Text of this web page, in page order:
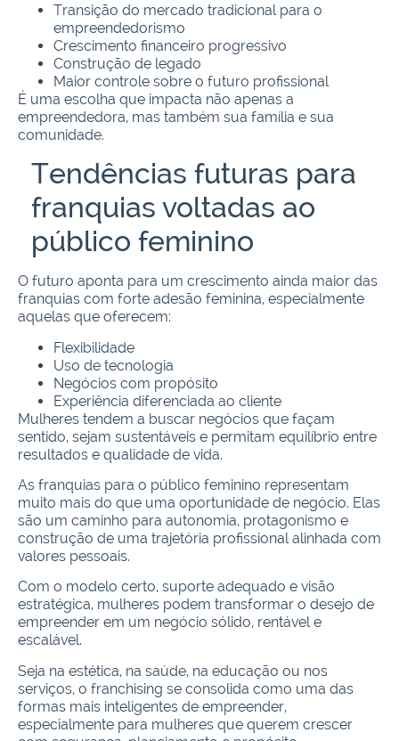
Transição do mercado tradicional para o
empreendedorismo
Crescimento financeiro progressivo
Construção de legado
Maior controle sobre o futuro profissional
É uma escolha que impacta não apenas a
empreendedora, mas também sua família e sua
comunidade.
Tendências futuras para
franquias voltadas ao
público feminino
O futuro aponta para um crescimento ainda maior das
franquias com forte adesão feminina, especialmente
aquelas que oferecem:
Flexibilidade
Uso de tecnologia
Negócios com propósito
Experiência diferenciada ao cliente
Mulheres tendem a buscar negócios que façam
sentido, sejam sustentáveis e permitam equilíbrio entre
resultados e qualidade de vida.
As franquias para o público feminino representam
muito mais do que uma oportunidade de negócio. Elas
são um caminho para autonomia, protagonismo e
construção de uma trajetória profissional alinhada com
valores pessoais.
Com o modelo certo, suporte adequado e visão
estratégica, mulheres podem transformar o desejo de
empreender em um negócio sólido, rentável e
escalável.
Seja na estética, na saúde, na educação ou nos
serviços, o franchising se consolida como uma das
formas mais inteligentes de empreender,
especialmente para mulheres que querem crescer